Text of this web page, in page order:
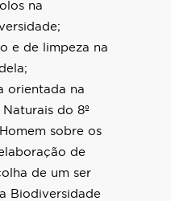
na
e de limpeza na
orientada na
do 8º
sobre os
de
de um ser
Biodiversidade